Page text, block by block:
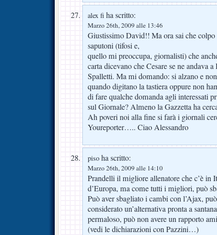
alex fi ha scritto:
Marzo 26th, 2009 alle 13:46
Giustissimo David!! Ma ora sai che colpo
saputoni (tifosi e,
quello mi preoccupa, giornalisti) che
carta dicevano che Cesare se ne andava
Spalletti. Ma mi domando: si alzano e
quando digitano la tastiera oppure non
di fare qualche domanda agli interessati
sul Giornale? Almeno la Gazzetta ha
Ah poveri noi alla fine si farà i giornali
Youreporter….. Ciao Alessandro
piso ha scritto:
Marzo 26th, 2009 alle 14:10
Prandelli il migliore allenatore che c’è in
d’Europa, ma come tutti i migliori, può
Può aver sbagliato i cambi con l’Ajax,
considerato un’alternativa pronta a
permaloso, può non avere un rapporto
(vedi le dichiarazioni con Pazzini…)